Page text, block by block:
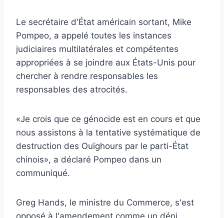
Le secrétaire d'État américain sortant, Mike
Pompeo, a appelé toutes les instances
judiciaires multilatérales et compétentes
appropriées à se joindre aux États-Unis pour
chercher à rendre responsables les
responsables des atrocités.
«Je crois que ce génocide est en cours et que
nous assistons à la tentative systématique de
destruction des Ouïghours par le parti-État
chinois», a déclaré Pompeo dans un
communiqué.
Greg Hands, le ministre du Commerce, s'est